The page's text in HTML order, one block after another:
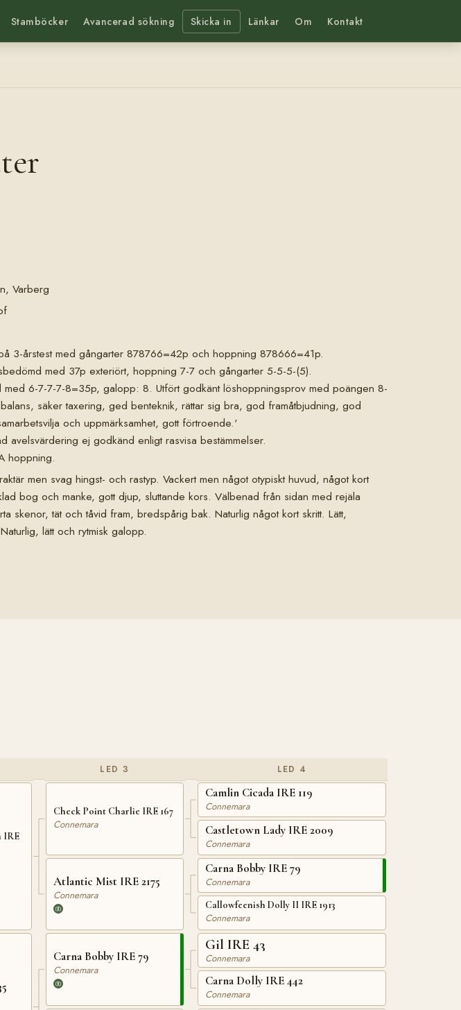
Stamböcker Avancerad sökning Skicka in Länkar Om Kontakt
Varberg
3-årstest med gångarter 878766=42p och hoppning 878666=41p.
med 37p exteriört, hoppning 7-7 och gångarter 5-5-5-(5).
med 6-7-7-7-8=35p, galopp: 8. Utfört godkänt löshoppningsprov med poängen 8-
säker taxering, ged benteknik, rättar sig bra, god framåtbjudning, god
och uppmärksamhet, gott förtroende.'
avelsvärdering ej godkänd enligt rasvisa bestämmelser.
hoppning.
men svag hingst- och rastyp. Vackert men något otypiskt huvud, något kort
bog och manke, gott djup, sluttande kors. Välbenad från sidan med rejäla
skenor, tät och tåvid fram, bredspårig bak. Naturlig något kort skritt. Lätt,
lätt och rytmisk galopp.
IRE
LED 3
Check Point Charlie IRE 167
Connemara
Atlantic Mist IRE 2175
Connemara
Carna Bobby IRE 79
Connemara
LED 4
Camlin Cicada IRE 119
Connemara
Castletown Lady IRE 2009
Connemara
Carna Bobby IRE 79
Connemara
Callowfeenish Dolly II IRE 1913
Connemara
Gil IRE 43
Connemara
Carna Dolly IRE 442
Connemara